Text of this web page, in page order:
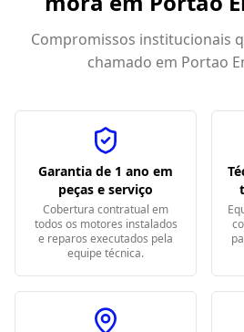
Compromissos institucionais
chamado em Portao
Garantia de 1 ano em
peças e serviço
Cobertura contratual em
todos os motores instalados
e reparos executados pela
equipe técnica.